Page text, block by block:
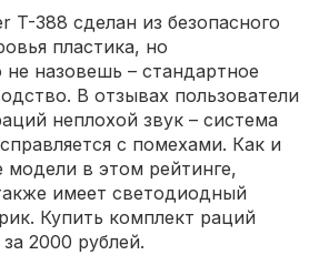
T-388 сделан из безопасного
пластика, но
не назовешь – стандартное
В отзывах пользователи
неплохой звук – система
с помехами. Как и
модели в этом рейтинге,
имеет светодиодный
Купить комплект раций
2000 рублей.